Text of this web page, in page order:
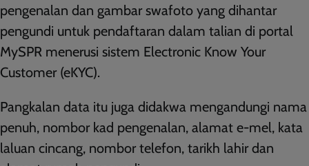
pengenalan dan gambar swafoto yang dihantar
pengundi untuk pendaftaran dalam talian di portal
MySPR menerusi sistem Electronic Know Your
Customer (eKYC).
Pangkalan data itu juga didakwa mengandungi nama
penuh, nombor kad pengenalan, alamat e-mel, kata
laluan cincang, nombor telefon, tarikh lahir dan